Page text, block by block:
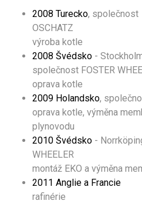
2008 Turecko, společnost
OSCHATZ
výroba kotle
2008 Švédsko -
společnost FOSTER
oprava kotle
2009 Holandsko,
oprava kotle, výměna
plynovodu
2010 Švédsko -
WHEELER
montáž EKO a výměna
2011 Anglie a Francie
rafinérie